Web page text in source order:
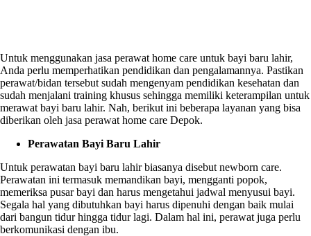
Untuk menggunakan jasa perawat home care untuk bayi baru lahir,
Anda perlu memperhatikan pendidikan dan pengalamannya. Pastikan
perawat/bidan tersebut sudah mengenyam pendidikan kesehatan dan
sudah menjalani training khusus sehingga memiliki keterampilan untuk
merawat bayi baru lahir. Nah, berikut ini beberapa layanan yang bisa
diberikan oleh jasa perawat home care Depok.
Perawatan Bayi Baru Lahir
Untuk perawatan bayi baru lahir biasanya disebut newborn care.
Perawatan ini termasuk memandikan bayi, mengganti popok,
memeriksa pusar bayi dan harus mengetahui jadwal menyusui bayi.
Segala hal yang dibutuhkan bayi harus dipenuhi dengan baik mulai
dari bangun tidur hingga tidur lagi. Dalam hal ini, perawat juga perlu
berkomunikasi dengan ibu.